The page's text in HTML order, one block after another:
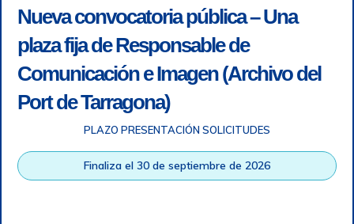
grabación telefónica
| SGSI |
Login
Autoridad Portuaria de Tarragona © Todos los derechos
Nueva convocatoria pública – Una
plaza fija de Responsable de
Comunicación e Imagen (Archivo del
Port de Tarragona)
PLAZO PRESENTACIÓN SOLICITUDES
Finaliza el 30 de septiembre de 2026